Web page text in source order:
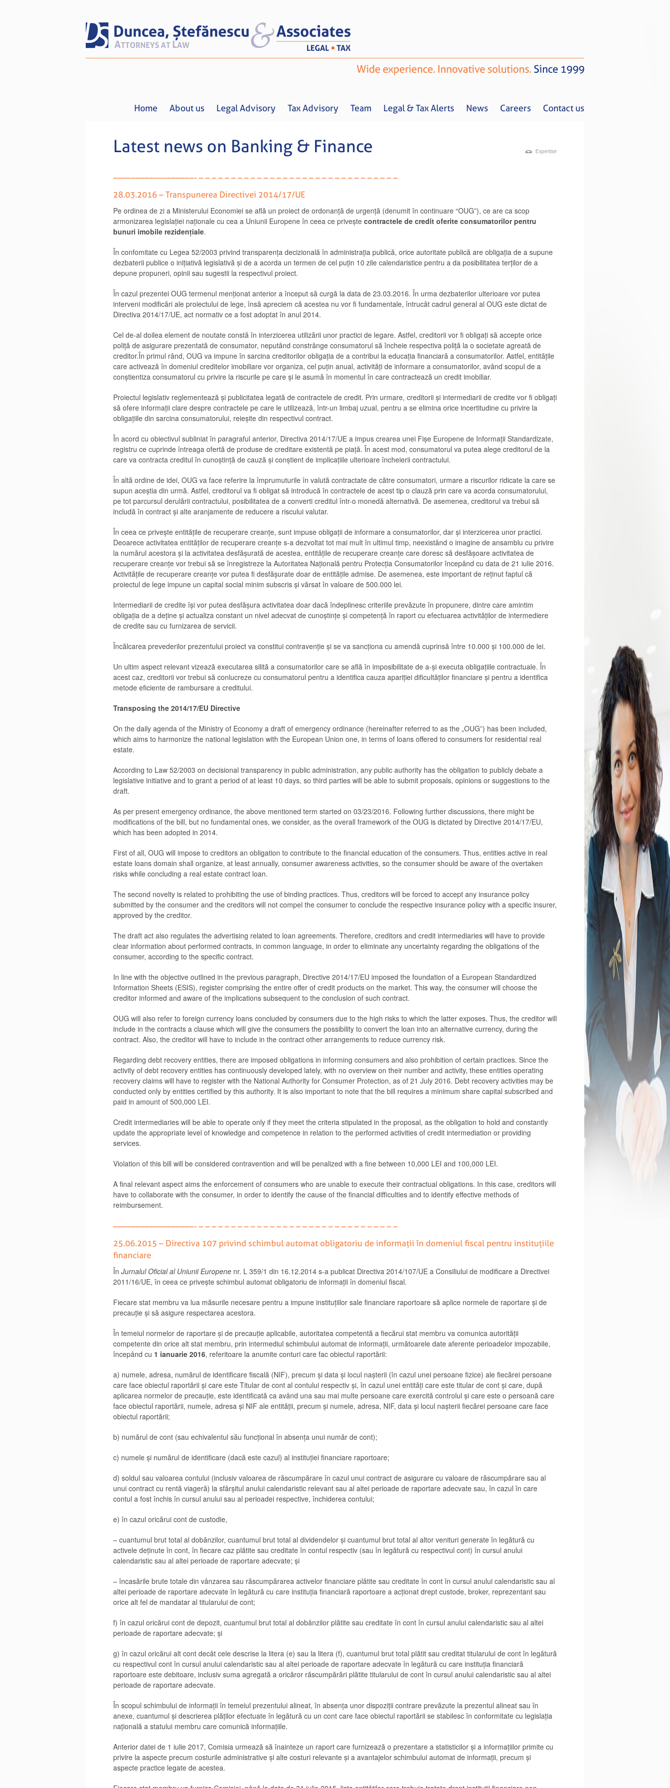
Home About us Legal Advisory Tax Advisory Team Legal & Tax Alerts News Careers Contact us
Home About us Legal Advisory
Latest news on Banking & Finance Expertise
––––––––––––––––––- – – – – – – – – – – – – – – – – – – – – – – – – – – – – – – –
28.03.2016 – Transpunerea Directivei 2014/17/UE
Pe ordinea de zi a Ministerului Economiei se află un proiect de ordonanță de urgență (denumit în continuare “OUG”), ce are ca scop
armonizarea legislației naționale cu cea a Uniunii Europene în ceea ce privește contractele de credit oferite consumatorilor pentru
bunuri imobile rezidențiale.
În confomitate cu Legea 52/2003 privind transparenţa decizională în administraţia publică, orice autoritate publică are obligația de a supune
dezbaterii publice o inițiativă legislativă și de a acorda un termen de cel puțin 10 zile calendaristice pentru a da posibilitatea terților de a
depune propuneri, opinii sau sugestii la respectivul proiect.
În cazul prezentei OUG termenul menționat anterior a început să curgă la data de 23.03.2016. În urma dezbaterilor ulterioare vor putea
interveni modificări ale proiectului de lege, însă apreciem că acestea nu vor fi fundamentale, întrucât cadrul general al OUG este dictat de
Directiva 2014/17/UE, act normativ ce a fost adoptat în anul 2014.
Cel de-al doilea element de noutate constă în interzicerea utilizării unor practici de legare. Astfel, creditorii vor fi obligați să accepte orice
poliță de asigurare prezentată de consumator, neputând constrânge consumatorul să încheie respectiva poliță la o societate agreată de
creditor.În primul rând, OUG va impune în sarcina creditorilor obligația de a contribui la educația financiară a consumatorilor. Astfel, entitățile
care activează în domeniul creditelor imobiliare vor organiza, cel puțin anual, activități de informare a consumatorilor, având scopul de a
conștientiza consumatorul cu privire la riscurile pe care și le asumă în momentul în care contractează un credit imobiliar.
Proiectul legislativ reglementează și publicitatea legată de contractele de credit. Prin urmare, creditorii și intermediarii de credite vor fi obligați
să ofere informații clare despre contractele pe care le utilizează, într-un limbaj uzual, pentru a se elimina orice incertitudine cu privire la
obligațiile din sarcina consumatorului, reieșite din respectivul contract.
În acord cu obiectivul subliniat în paragraful anterior, Directiva 2014/17/UE a impus crearea unei Fișe Europene de Informații Standardizate,
registru ce cuprinde întreaga ofertă de produse de creditare existentă pe piață. În acest mod, consumatorul va putea alege creditorul de la
care va contracta creditul în cunoștință de cauză și conștient de implicațiile ulterioare încheierii contractului.
În altă ordine de idei, OUG va face referire la împrumuturile în valută contractate de către consumatori, urmare a riscurilor ridicate la care se
supun aceștia din urmă. Astfel, creditorul va fi obligat să introducă în contractele de acest tip o clauză prin care va acorda consumatorului,
pe tot parcursul derulării contractului, posibilitatea de a converti creditul într-o monedă alternativă. De asemenea, creditorul va trebui să
includă în contract și alte aranjamente de reducere a riscului valutar.
În ceea ce privește entitățile de recuperare creanțe, sunt impuse obligații de informare a consumatorilor, dar și interzicerea unor practici.
Deoarece activitatea entităților de recuperare creanțe s-a dezvoltat tot mai mult în ultimul timp, neexistând o imagine de ansamblu cu privire
la numărul acestora și la activitatea desfășurată de acestea, entitățile de recuperare creanțe care doresc să desfăşoare activitatea de
recuperare creanţe vor trebui să se înregistreze la Autoritatea Națională pentru Protecția Consumatorilor începând cu data de 21 iulie 2016.
Activitățile de recuperare creanțe vor putea fi desfășurate doar de entitățile admise. De asemenea, este important de reținut faptul că
proiectul de lege impune un capital social minim subscris și vărsat în valoare de 500.000 lei.
Intermediarii de credite își vor putea desfășura activitatea doar dacă îndeplinesc criteriile prevăzute în propunere, dintre care amintim
obligația de a deține și actualiza constant un nivel adecvat de cunoștințe și competență în raport cu efectuarea activităților de intermediere
de credite sau cu furnizarea de servicii.
Încălcarea prevederilor prezentului proiect va constitui contravenție și se va sancționa cu amendă cuprinsă între 10.000 și 100.000 de lei.
Un ultim aspect relevant vizează executarea silită a consumatorilor care se află în imposibilitate de a-și executa obligațiile contractuale. În
acest caz, creditorii vor trebui să conlucreze cu consumatorul pentru a identifica cauza apariției dificultăților financiare și pentru a identifica
metode eficiente de rambursare a creditului.
Transposing the 2014/17/EU Directive
On the daily agenda of the Ministry of Economy a draft of emergency ordinance (hereinafter referred to as the „OUG”) has been included,
which aims to harmonize the national legislation with the European Union one, in terms of loans offered to consumers for residential real
estate.
According to Law 52/2003 on decisional transparency in public administration, any public authority has the obligation to publicly debate a
legislative initiative and to grant a period of at least 10 days, so third parties will be able to submit proposals, opinions or suggestions to the
draft.
As per present emergency ordinance, the above mentioned term started on 03/23/2016. Following further discussions, there might be
modifications of the bill, but no fundamental ones, we consider, as the overall framework of the OUG is dictated by Directive 2014/17/EU,
which has been adopted in 2014.
First of all, OUG will impose to creditors an obligation to contribute to the financial education of the consumers. Thus, entities active in real
estate loans domain shall organize, at least annually, consumer awareness activities, so the consumer should be aware of the overtaken
risks while concluding a real estate contract loan.
The second novelty is related to prohibiting the use of binding practices. Thus, creditors will be forced to accept any insurance policy
submitted by the consumer and the creditors will not compel the consumer to conclude the respective insurance policy with a specific insurer,
approved by the creditor.
The draft act also regulates the advertising related to loan agreements. Therefore, creditors and credit intermediaries will have to provide
clear information about performed contracts, in common language, in order to eliminate any uncertainty regarding the obligations of the
consumer, according to the specific contract.
In line with the objective outlined in the previous paragraph, Directive 2014/17/EU imposed the foundation of a European Standardized
Information Sheets (ESIS), register comprising the entire offer of credit products on the market. This way, the consumer will choose the
creditor informed and aware of the implications subsequent to the conclusion of such contract.
OUG will also refer to foreign currency loans concluded by consumers due to the high risks to which the latter exposes. Thus, the creditor will
include in the contracts a clause which will give the consumers the possibility to convert the loan into an alternative currency, during the
contract. Also, the creditor will have to include in the contract other arrangements to reduce currency risk.
Regarding debt recovery entities, there are imposed obligations in informing consumers and also prohibition of certain practices. Since the
activity of debt recovery entities has continuously developed lately, with no overview on their number and activity, these entities operating
recovery claims will have to register with the National Authority for Consumer Protection, as of 21 July 2016. Debt recovery activities may be
conducted only by entities certified by this authority. It is also important to note that the bill requires a minimum share capital subscribed and
paid in amount of 500,000 LEI.
Credit intermediaries will be able to operate only if they meet the criteria stipulated in the proposal, as the obligation to hold and constantly
update the appropriate level of knowledge and competence in relation to the performed activities of credit intermediation or providing
services.
Violation of this bill will be considered contravention and will be penalized with a fine between 10,000 LEI and 100,000 LEI.
A final relevant aspect aims the enforcement of consumers who are unable to execute their contractual obligations. In this case, creditors will
have to collaborate with the consumer, in order to identify the cause of the financial difficulties and to identify effective methods of
reimbursement.
––––––––––––––––––- – – – – – – – – – – – – – – – – – – – – – – – – – – – – – – –
25.06.2015 – Directiva 107 privind schimbul automat obligatoriu de informații în domeniul fiscal pentru instituțiile
financiare
În Jurnalul Oficial al Uniunii Europene nr. L 359/1 din 16.12.2014 s-a publicat Directiva 2014/107/UE a Consiliului de modificare a Directivei
2011/16/UE, în ceea ce privește schimbul automat obligatoriu de informații în domeniul fiscal.
Fiecare stat membru va lua măsurile necesare pentru a impune instituțiilor sale financiare raportoare să aplice normele de raportare și de
precauție și să asigure respectarea acestora.
În temeiul normelor de raportare și de precauție aplicabile, autoritatea competentă a fiecărui stat membru va comunica autorității
competente din orice alt stat membru, prin intermediul schimbului automat de informații, următoarele date aferente perioadelor impozabile,
începând cu 1 ianuarie 2016, referitoare la anumite conturi care fac obiectul raportării:
a) numele, adresa, numărul de identificare fiscală (NIF), precum și data și locul nașterii (în cazul unei persoane fizice) ale fiecărei persoane
care face obiectul raportării și care este Titular de cont al contului respectiv și, în cazul unei entități care este titular de cont și care, după
aplicarea normelor de precauție, este identificată ca având una sau mai multe persoane care exercită controlul și care este o persoană care
face obiectul raportării, numele, adresa și NIF ale entității, precum și numele, adresa, NIF, data și locul nașterii fiecărei persoane care face
obiectul raportării;
b) numărul de cont (sau echivalentul său funcțional în absența unui număr de cont);
c) numele și numărul de identificare (dacă este cazul) al instituției financiare raportoare;
d) soldul sau valoarea contului (inclusiv valoarea de răscumpărare în cazul unui contract de asigurare cu valoare de răscumpărare sau al
unui contract cu rentă viageră) la sfârșitul anului calendaristic relevant sau al altei perioade de raportare adecvate sau, în cazul în care
contul a fost închis în cursul anului sau al perioadei respective, închiderea contului;
e) în cazul oricărui cont de custodie,
– cuantumul brut total al dobânzilor, cuantumul brut total al dividendelor și cuantumul brut total al altor venituri generate în legătură cu
activele deținute în cont, în fiecare caz plătite sau creditate în contul respectiv (sau în legătură cu respectivul cont) în cursul anului
calendaristic sau al altei perioade de raportare adecvate; și
– încasările brute totale din vânzarea sau răscumpărarea activelor financiare plătite sau creditate în cont în cursul anului calendaristic sau al
altei perioade de raportare adecvate în legătură cu care instituția financiară raportoare a acționat drept custode, broker, reprezentant sau
orice alt fel de mandatar al titularului de cont;
f) în cazul oricărui cont de depozit, cuantumul brut total al dobânzilor plătite sau creditate în cont în cursul anului calendaristic sau al altei
perioade de raportare adecvate; și
g) în cazul oricărui alt cont decât cele descrise la litera (e) sau la litera (f), cuantumul brut total plătit sau creditat titularului de cont în legătură
cu respectivul cont în cursul anului calendaristic sau al altei perioade de raportare adecvate în legătură cu care instituția financiară
raportoare este debitoare, inclusiv suma agregată a oricăror răscumpărări plătite titularului de cont în cursul anului calendaristic sau al altei
perioade de raportare adecvate.
În scopul schimbului de informații în temeiul prezentului alineat, în absența unor dispoziții contrare prevăzute la prezentul alineat sau în
anexe, cuantumul și descrierea plăților efectuate în legătură cu un cont care face obiectul raportării se stabilesc în conformitate cu legislația
națională a statului membru care comunică informațiile.
Anterior datei de 1 iulie 2017, Comisia urmează să înainteze un raport care furnizează o prezentare a statisticilor și a informațiilor primite cu
privire la aspecte precum costurile administrative și alte costuri relevante și a avantajelor schimbului automat de informații, precum și
aspecte practice legate de acestea.